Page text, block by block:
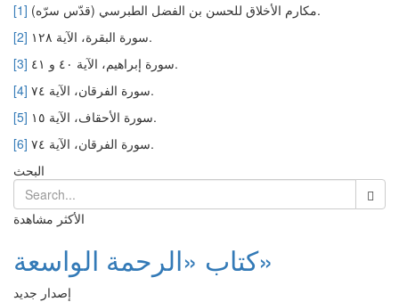
[1]
مكارم الأخلاق للحسن بن الفضل الطبرسي (قدّس سرّه).
[2]
سورة البقرة، الآية ١٢٨.
[3]
سورة إبراهيم، الآية ٤٠ و ٤١.
[4]
سورة الفرقان، الآية ٧٤.
[5]
سورة الأحقاف، الآية ١٥.
[6]
سورة الفرقان، الآية ٧٤.
البحث
الأكثر مشاهدة
كتاب «الرحمة الواسعة»
إصدار جديد